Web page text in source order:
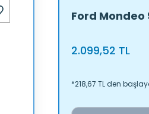
Ford Mondeo
2.099,52 TL
*218,67 TL den